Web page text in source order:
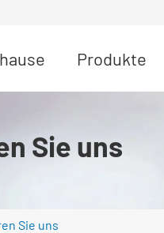
Produkte
Sie uns
Sie uns